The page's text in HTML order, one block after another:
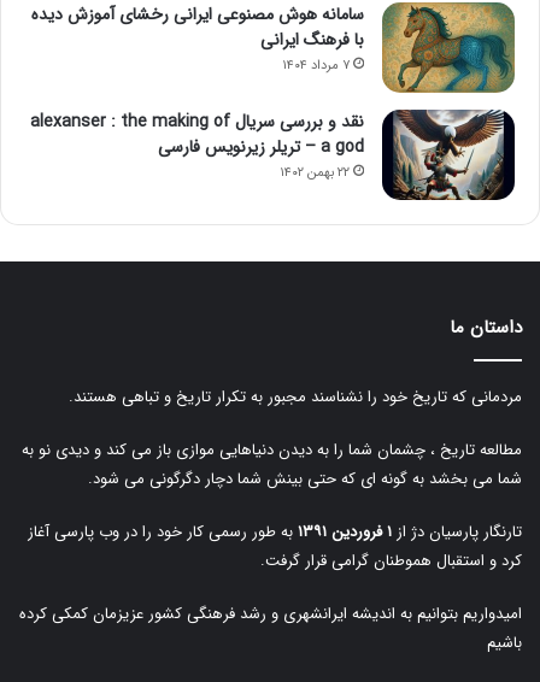
سامانه هوش مصنوعی ایرانی رخشای آموزش دیده
با فرهنگ ایرانی
۷ مرداد ۱۴۰۴
نقد و بررسی سریال alexanser : the making of
a god – تریلر زیرنویس فارسی
۲۲ بهمن ۱۴۰۲
داستان ما
مردمانی که تاریخ خود را نشناسند مجبور به تکرار تاریخ و تباهی هستند.
مطالعه تاریخ ، چشمان شما را به دیدن دنیاهایی موازی باز می کند و دیدی نو به
شما می بخشد به گونه ای که حتی بینش شما دچار دگرگونی می شود.
تارنگار پارسیان دژ از۱ فروردین ۱۳۹۱
به طور رسمی کار خود را در وب پارسی آغاز
کرد و استقبال هموطنان گرامی قرار گرفت.
امیدواریم بتوانیم به اندیشه ایرانشهری و رشد فرهنگی کشور عزیزمان کمکی کرده
باشیم